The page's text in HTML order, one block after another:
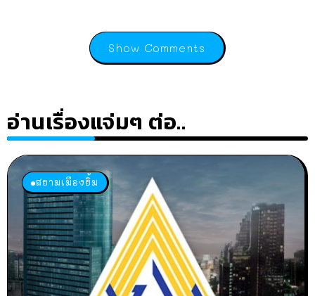
Show Comments
อ่านเรื่องแจ่มๆ ต่อ..
สยามเมืองยิ้ม